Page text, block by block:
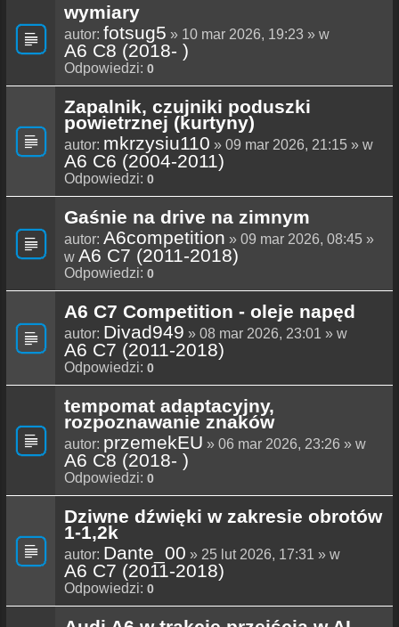
wymiary
autor: fotsug5 » 10 mar 2026, 19:23 » w
A6 C8 (2018- )
Odpowiedzi: 0
Zapalnik, czujniki poduszki
powietrznej (kurtyny)
autor: mkrzysiu110 » 09 mar 2026, 21:15 » w
A6 C6 (2004-2011)
Odpowiedzi: 0
Gaśnie na drive na zimnym
autor: A6competition » 09 mar 2026, 08:45 »
w A6 C7 (2011-2018)
Odpowiedzi: 0
A6 C7 Competition - oleje napęd
autor: Divad949 » 08 mar 2026, 23:01 » w
A6 C7 (2011-2018)
Odpowiedzi: 0
tempomat adaptacyjny,
rozpoznawanie znaków
autor: przemekEU » 06 mar 2026, 23:26 » w
A6 C8 (2018- )
Odpowiedzi: 0
Dziwne dźwięki w zakresie obrotów
1-1,2k
autor: Dante_00 » 25 lut 2026, 17:31 » w
A6 C7 (2011-2018)
Odpowiedzi: 0